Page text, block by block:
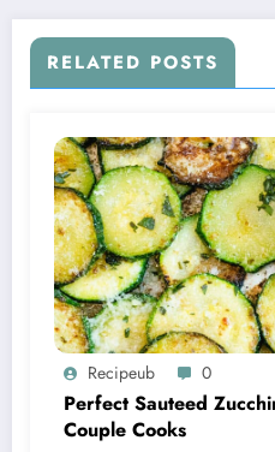
RELATED POSTS
Recipeub 0
Perfect Sauteed
Couple Cooks